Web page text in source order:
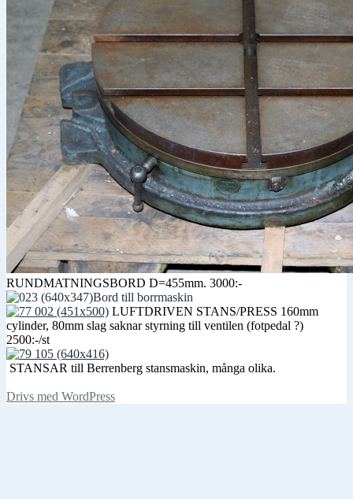
RUNDMATNINGSBORD D=455mm. 3000:-
Bord till borrmaskin
LUFTDRIVEN STANS/PRESS 160mm
cylinder, 80mm slag saknar styrning till ventilen (fotpedal ?)
2500:-/st
STANSAR till Berrenberg stansmaskin, många olika.
Drivs med WordPress